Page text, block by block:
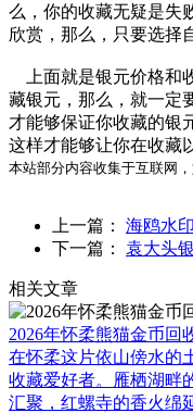
么，你的收藏无疑是失
欣赏，那么，只要选择
上面就是银元价格和
藏银元，那么，就一定
才能够保证你收藏的银
这样才能够让你在收藏
本站部分内容收集于互联网
上一篇： 海鸥水
下一篇： 袁大头
相关文章
2026年怀柔熊猫金币回
在怀柔这片依山傍水的
收藏爱好者。雁栖湖畔
汇聚，红螺寺的香火